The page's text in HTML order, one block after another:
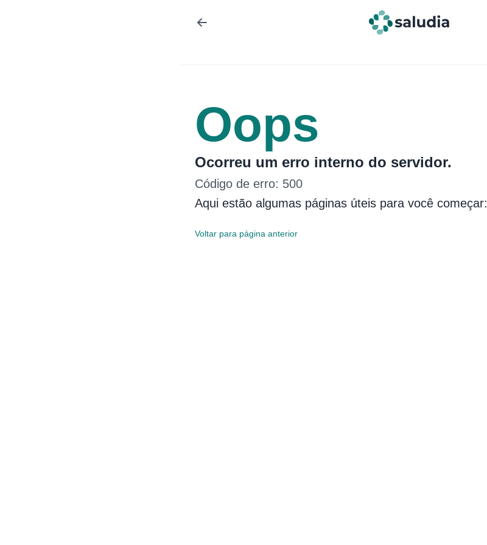
Oops
Ocorreu um erro interno do servidor.
Código de erro: 500
Aqui estão algumas páginas úteis para você começar:
Voltar para página anterior